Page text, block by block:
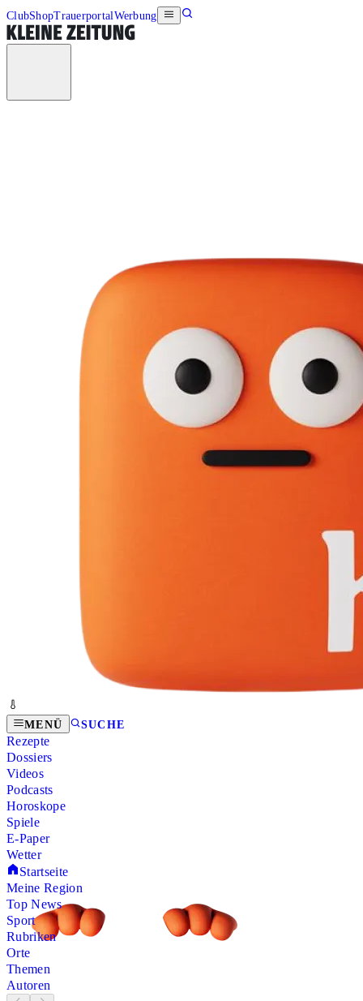
ClubShopTrauerportalWerbung
MENÜ SUCHE
Rezepte
Dossiers
Videos
Podcasts
Horoskope
Spiele
E-Paper
Wetter
Startseite
Meine Region
Top News
Sport
Rubriken
Orte
Themen
Autoren